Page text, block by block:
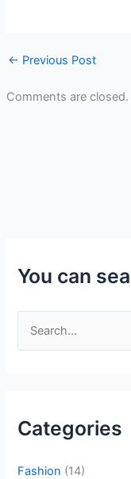
← Previous Post
Comments are closed.
You can
h
Categories
Fashion (14)